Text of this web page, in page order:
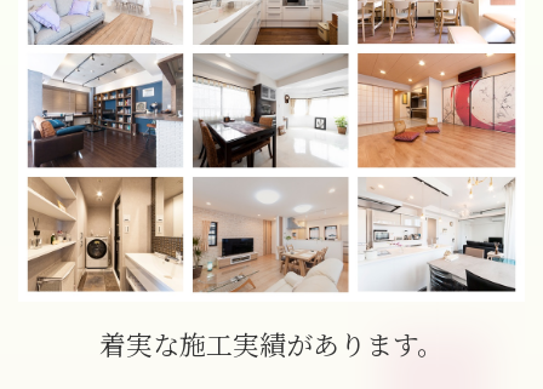
着実な施工実績があります。